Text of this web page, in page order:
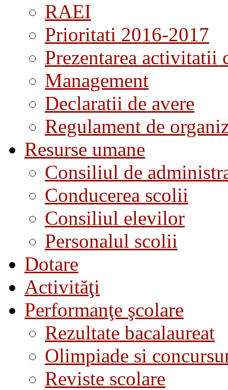
RAEI
Prioritati 2016-2017
Prezentarea activitatii
Management
Declaratii de avere
Regulament de
Resurse umane
Consiliul de
Conducerea scolii
Consiliul elevilor
Personalul scolii
Dotare
Activităţi
Performanţe şcolare
Rezultate bacalaureat
Olimpiade si
Reviste scolare